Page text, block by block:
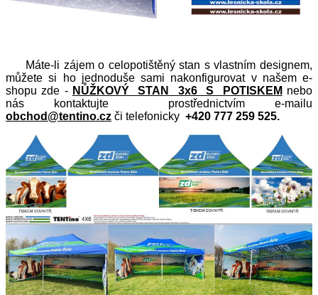
Máte-li zájem o celopotištěný stan s vlastním designem,
můžete si ho jednoduše sami nakonfigurovat v našem e-
shopu zde - NŮŽKOVÝ STAN 3x6 S POTISKEM nebo
nás
kontaktujte prostřednictvím e-mailu
obchod@tentino.cz či telefonicky +420 777 259 525.